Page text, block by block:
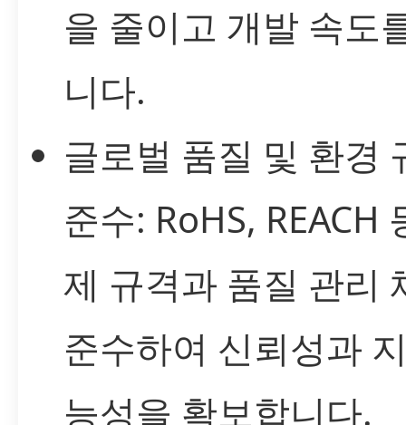
을 줄이고 개발 속도
니다.
글로벌 품질 및 환경
준수: RoHS, REACH
제 규격과 품질 관리
준수하여 신뢰성과
능성을 확보합니다.